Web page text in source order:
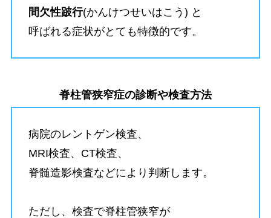
間欠性跛行(かんけつせいはこう) と
呼ばれる症状がとても特徴的です。
脊柱管狭窄症の診断や検査方法
病院のレントゲン検査、
MRI検査、CT検査、
脊髄造影検査などにより判断します。
ただし、検査で脊柱管狭窄が